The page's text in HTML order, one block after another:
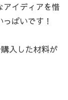
アイディアを惜
ぱいです！
入した材料が